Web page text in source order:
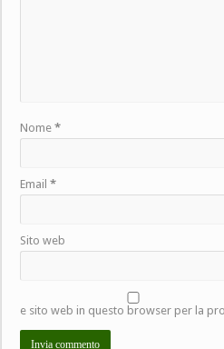
Nome*
Email*
Sito web
e sito web in questo browser per la